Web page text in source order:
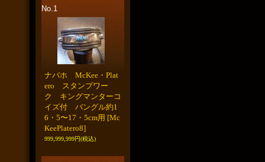
No.1
ナバホ McKee・Plat
ero スタンプワー
ク キングマンターコ
イズ付 バングル約1
6・5〜17・5cm用 [Mc
KeePlatero8]
999,999,999円(税込)